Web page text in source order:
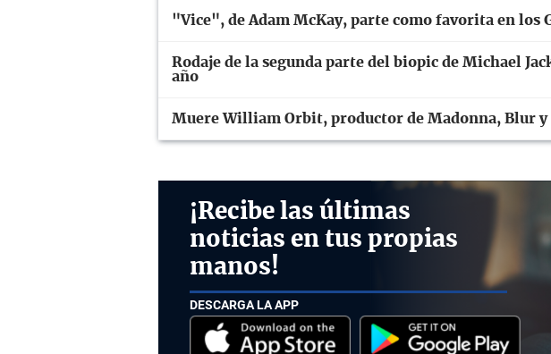
"Vice", de Adam McKay, parte como favorita en los
Rodaje de la segunda parte del biopic de Michael
año
Muere William Orbit, productor de Madonna, Blur y
¡Recibe las últimas
noticias en tus propias
manos!
DESCARGA LA APP